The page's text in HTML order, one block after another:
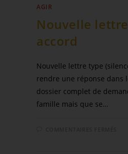
AGIR
Nouvelle
accord
Nouvelle lettre type
rendre une réponse dans
dossier complet de
famille mais que se…